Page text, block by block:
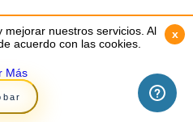
nuestros servicios. Al
acuerdo con las cookies.
Más
x
nuestros servicios. Al
acuerdo con las cookies.
Más
x